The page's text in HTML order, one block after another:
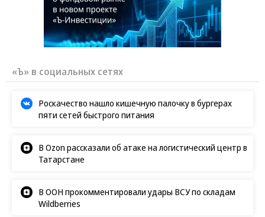
«Ъ» в социальных сетях
Роскачество нашло кишечную палочку в бургерах
пяти сетей быстрого питания
В Ozon рассказали об атаке на логистический центр в
Татарстане
В ООН прокомментировали удары ВСУ по складам
Wildberries